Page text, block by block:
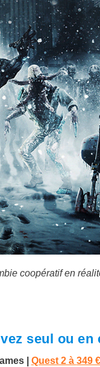
coopératif en
seul ou en
| Quest 2 à 349 €